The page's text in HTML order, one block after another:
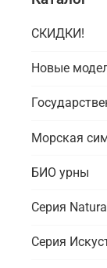
СКИДКИ!
Новые
Морская
БИО урны
Серия
Серия